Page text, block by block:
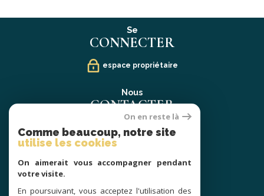
Se
CONNECTER
espace propriétaire
Nous
CONTACTER
02 40 21 91 13
contact@prestige-atlantique.fr
SUIVRE
On en reste là
Comme beaucoup, notre site
utilise les cookies
On aimerait vous accompagner pendant
votre visite.
En poursuivant, vous acceptez l'utilisation des